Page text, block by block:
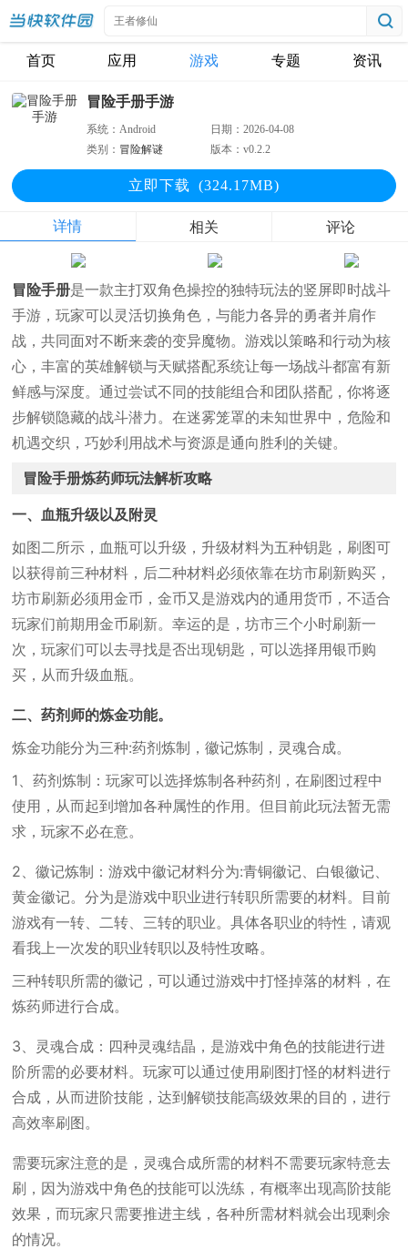
首页 应用 游戏 专题 资讯
冒险手册手游
系统：Android 日期：2026-04-08
类别： 冒险解谜 版本：v0.2.2
立即下载 (324.17MB)
详情 相关 评论
冒险手册是一款主打双角色操控的独特玩法的竖屏即时战斗
手游，玩家可以灵活切换角色，与能力各异的勇者并肩作
战，共同面对不断来袭的变异魔物。游戏以策略和行动为核
心，丰富的英雄解锁与天赋搭配系统让每一场战斗都富有新
鲜感与深度。通过尝试不同的技能组合和团队搭配，你将逐
步解锁隐藏的战斗潜力。在迷雾笼罩的未知世界中，危险和
机遇交织，巧妙利用战术与资源是通向胜利的关键。
冒险手册炼药师玩法解析攻略
一、血瓶升级以及附灵
如图二所示，血瓶可以升级，升级材料为五种钥匙，刷图可
以获得前三种材料，后二种材料必须依靠在坊市刷新购买，
坊市刷新必须用金币，金币又是游戏内的通用货币，不适合
玩家们前期用金币刷新。幸运的是，坊市三个小时刷新一
次，玩家们可以去寻找是否出现钥匙，可以选择用银币购
买，从而升级血瓶。
二、药剂师的炼金功能。
炼金功能分为三种:药剂炼制，徽记炼制，灵魂合成。
1、药剂炼制：玩家可以选择炼制各种药剂，在刷图过程中
使用，从而起到增加各种属性的作用。但目前此玩法暂无需
求，玩家不必在意。
2、徽记炼制：游戏中徽记材料分为:青铜徽记、白银徽记、
黄金徽记。分为是游戏中职业进行转职所需要的材料。目前
游戏有一转、二转、三转的职业。具体各职业的特性，请观
看我上一次发的职业转职以及特性攻略。
三种转职所需的徽记，可以通过游戏中打怪掉落的材料，在
炼药师进行合成。
3、灵魂合成：四种灵魂结晶，是游戏中角色的技能进行进
阶所需的必要材料。玩家可以通过使用刷图打怪的材料进行
合成，从而进阶技能，达到解锁技能高级效果的目的，进行
高效率刷图。
需要玩家注意的是，灵魂合成所需的材料不需要玩家特意去
刷，因为游戏中角色的技能可以洗练，有概率出现高阶技能
效果，而玩家只需要推进主线，各种所需材料就会出现剩余
的情况。